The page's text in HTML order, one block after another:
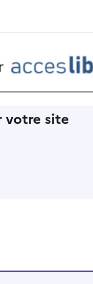
votre site